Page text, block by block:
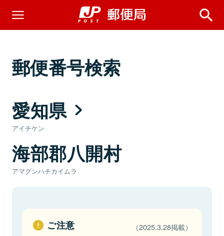
郵便番号検索
愛知県
アイチケン
海部郡八開村
アマグンハチカイムラ
ご注意 （2025.3.28掲載）